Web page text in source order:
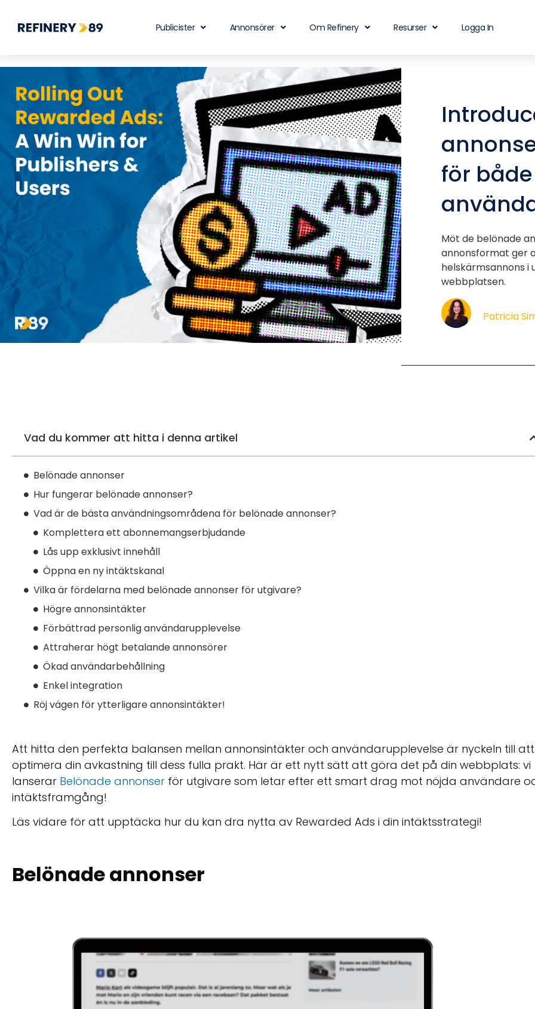
Publicister Annonsörer Om Refinery Resurser Logga In
för
Möt de belönade
annonsformat ger
helskärmsannons
webbplatsen.
Patricia
Vad du kommer att hitta i denna artikel
Belönade annonser
Hur fungerar belönade annonser?
Vad är de bästa användningsområdena för belönade annonser?
Komplettera ett abonnemangserbjudande
Lås upp exklusivt innehåll
Öppna en ny intäktskanal
Vilka är fördelarna med belönade annonser för utgivare?
Högre annonsintäkter
Förbättrad personlig användarupplevelse
Attraherar högt betalande annonsörer
Ökad användarbehållning
Enkel integration
Röj vägen för ytterligare annonsintäkter!
Att hitta den perfekta balansen mellan annonsintäkter och användarupplevelse är nyckeln till att
optimera din avkastning till dess fulla prakt. Här är ett nytt sätt att göra det på din webbplats: vi
lanserar Belönade annonser för utgivare som letar efter ett smart drag mot nöjda användare
intäktsframgång!
Läs vidare för att upptäcka hur du kan dra nytta av Rewarded Ads i din intäktsstrategi!
Belönade annonser